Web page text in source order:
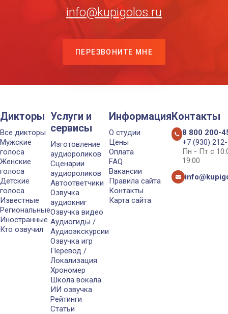
info@kupigolos.ru
ПЕРЕЗВОНИТЕ МНЕ
Дикторы
Все дикторы
Мужские
голоса
Женские
голоса
Детские
голоса
Известные
Региональные
Иностранные
Кто озвучил
Услуги и
сервисы
Изготовление
аудиороликов
Сценарии
аудиороликов
Автоответчики
Озвучка
аудиокниг
Озвучка видео
Аудиогиды /
Аудиоэкскурсии
Озвучка игр
Перевод /
Локализация
Хрономер
Школа вокала
ИИ озвучка
Рейтинги
Статьи
Информация
О студии
Цены
Оплата
FAQ
Вакансии
Правила сайта
Контакты
Карта сайта
Контакты
8 800 200-
+7 (930)
Пн - Пт с
19:00